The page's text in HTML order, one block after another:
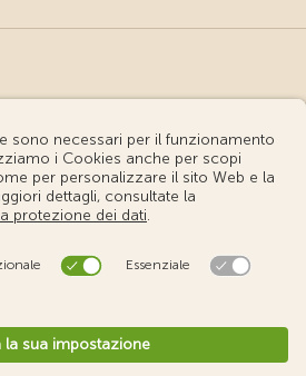
Club Svizzero
– Informazioni giuridiche
cookie